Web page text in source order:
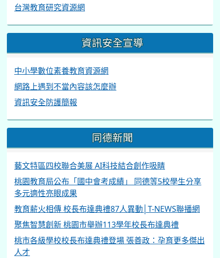
台灣教育研究資源網
資訊安全宣導
中小學數位素養教育資源網
網路上遇到不當內容該怎麼辦
資訊安全防護簡報
同德新聞
藝文特區四校聯合美展 AI科技結合創作吸睛
桃園教育局公布「國中會考成績」 同德等5校學生分享
多元適性亮眼成果
教育薪火相傳 校長布達典禮87人異動│T-NEWS聯播網
聚焦智慧創新 桃園市舉辦113學年校長布達典禮
桃市各級學校校長布達典禮登場 張善政：孕育更多傑出
人才